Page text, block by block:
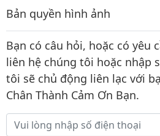
Bản quyền hình ảnh
Bạn có câu hỏi, hoặc có yêu
liên hệ chúng tôi hoặc nhập
tôi sẽ chủ động liên lạc với
Chân Thành Cảm Ơn Bạn.